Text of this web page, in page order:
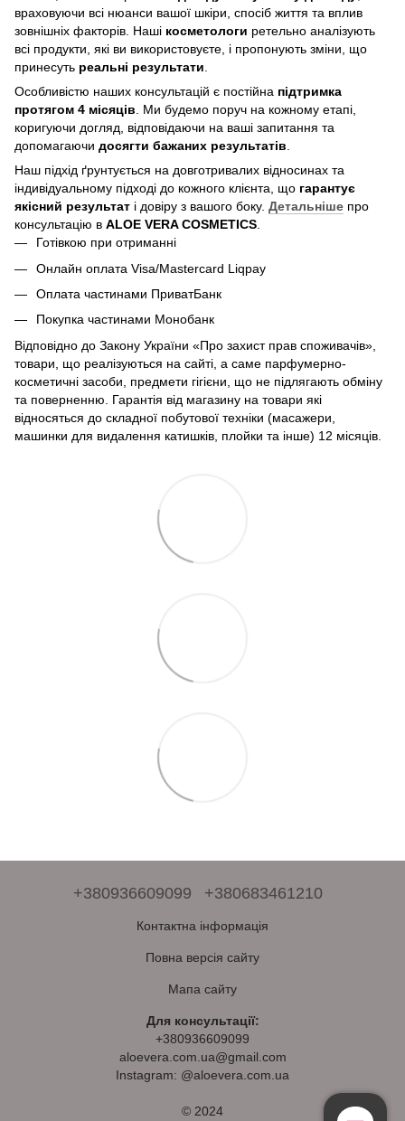
враховуючи всі нюанси вашої шкіри, спосіб життя та вплив
зовнішніх факторів. Наші косметологи ретельно аналізують
всі продукти, які ви використовуєте, і пропонують зміни, що
принесуть реальні результати
Особливістю наших консультацій є постійна підтримка
протягом 4 місяців . Ми будемо поруч на кожному етапі,
коригуючи догляд, відповідаючи на ваші запитання та
допомагаючи досягти бажаних результатів
Наш підхід ґрунтується на довготривалих відносинах та
індивідуальному підході до кожного клієнта, що гарантує
якісний результат і довіру з вашого боку. Детальніше про
консультацію в ALOE VERA COSMETICS
Готівкою при отриманні
Онлайн оплата Visa/Mastercard Liqpay
Оплата частинами ПриватБанк
Покупка частинами Монобанк
Відповідно до Закону України «Про захист прав споживачів»,
товари, що реалізуються на сайті, а саме парфумерно-
косметичні засоби, предмети гігієни, що не підлягають обміну
та поверненню. Гарантія від магазину на товари які
відносяться до складної побутової техніки (масажери,
машинки для видалення катишків, плойки та інше) 12 місяців.
+380936609099 +380683461210
Контактна інформація
Повна версія сайту
Мапа сайту
Для консультації:
+380936609099
aloevera.com.ua@gmail.com
Instagram: @aloevera.com.ua
© 2024 Безкоштовна